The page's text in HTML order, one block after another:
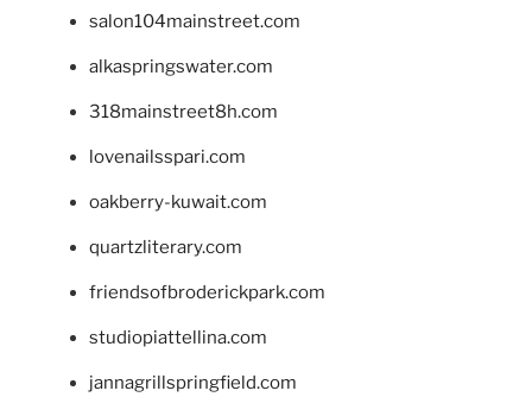
salon104mainstreet.com
alkaspringswater.com
318mainstreet8h.com
lovenailsspari.com
oakberry-kuwait.com
quartzliterary.com
friendsofbroderickpark.com
studiopiattellina.com
jannagrillspringfield.com